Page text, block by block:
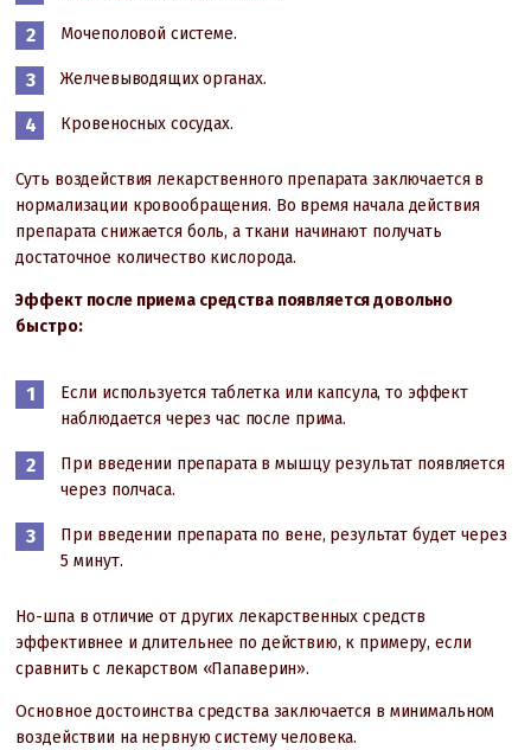
Мочеполовой системе.
Желчевыводящих органах.
Кровеносных сосудах.
Суть воздействия лекарственного препарата заключается в
нормализации кровообращения. Во время начала действия
препарата снижается боль, а ткани начинают получать
достаточное количество кислорода.
Эффект после приема средства появляется довольно
быстро:
Если используется таблетка или капсула, то эффект
наблюдается через час после прима.
При введении препарата в мышцу результат появляется
через полчаса.
При введении препарата по вене, результат будет через
5 минут.
Но-шпа в отличие от других лекарственных средств
эффективнее и длительнее по действию, к примеру, если
сравнить с лекарством «Папаверин».
Основное достоинства средства заключается в минимальном
воздействии на нервную систему человека.